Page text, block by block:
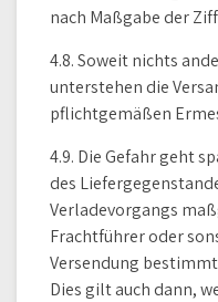
nach Maßgabe der
4.8. Soweit nichts
unterstehen die
pflichtgemäßen
4.9. Die Gefahr geht
des
Verladevorgangs
Frachtführer oder
Versendung
Dies gilt auch dann,